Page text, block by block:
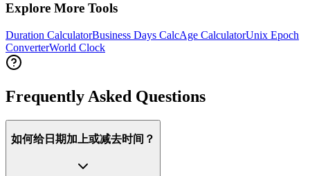
Explore More Tools
Duration CalculatorBusiness Days CalcAge CalculatorUnix Epoch
ConverterWorld Clock
Frequently Asked Questions
如何给日期加上或减去时间？